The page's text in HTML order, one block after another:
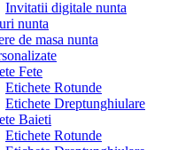
Invitatii digitale nunta
nunta
de masa nunta
Fete
Etichete Rotunde
Etichete Dreptunghiulare
Baieti
Etichete Rotunde